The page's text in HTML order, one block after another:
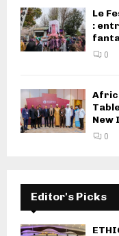
Le
:
0
New
0
Editor's Picks